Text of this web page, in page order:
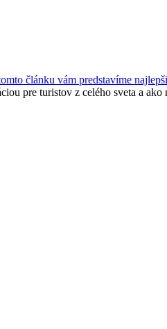
článku vám predstavíme
pre turistov z celého sveta a